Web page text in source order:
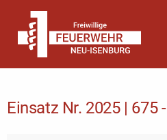
Einsatz Nr. 2025 | 675 -